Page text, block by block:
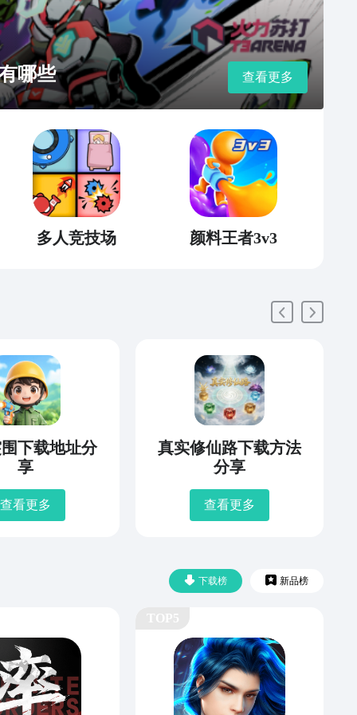
哪些 查看更多
多人竞技场 颜料王者3v3
下载地址分
享
查看更多
真实修仙路下载方法
分享
查看更多
下载榜 新品榜